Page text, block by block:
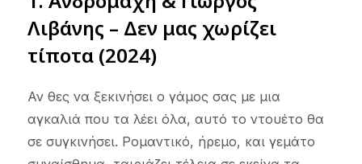
Λιβάνης – Δεν μας χωρίζει
τίποτα (2024)
Αν θες να ξεκινήσει ο γάμος σας με μια
αγκαλιά που τα λέει όλα, αυτό το ντουέτο θα
σε συγκινήσει. Ρομαντικό, ήρεμο, και γεμάτο